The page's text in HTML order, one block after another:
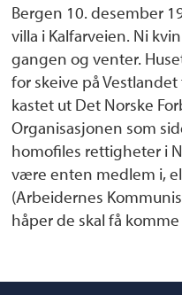
Bergen 10. desember
villa i Kalfarveien. Ni
gangen og venter.
for skeive på
kastet ut Det Norske
Organisasjonen som
homofiles rettigheter i
være enten medlem i,
(Arbeidernes
håper de skal få